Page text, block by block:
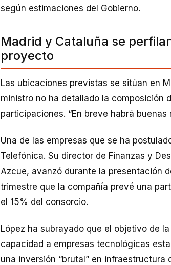
según estimaciones del Gobierno.
Madrid y Cataluña se
proyecto
Las ubicaciones previstas se sitúan en
ministro no ha detallado la composición
participaciones. “En breve habrá buenas
Una de las empresas que se ha
Telefónica. Su director de Finanzas y
Azcue, avanzó durante la presentación
trimestre que la compañía prevé una
el 15% del consorcio.
López ha subrayado que el objetivo de
capacidad a empresas tecnológicas
una inversión “brutal” en infraestructura